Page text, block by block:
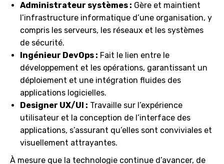
Administrateur systèmes : Gère et maintient
l’infrastructure informatique d’une organisation, y
compris les serveurs, les réseaux et les systèmes
de sécurité.
Ingénieur DevOps : Fait le lien entre le
développement et les opérations, garantissant un
déploiement et une intégration fluides des
applications logicielles.
Designer UX/UI : Travaille sur l’expérience
utilisateur et la conception de l’interface des
applications, s’assurant qu’elles sont conviviales et
visuellement attrayantes.
À mesure que la technologie continue d’avancer, de